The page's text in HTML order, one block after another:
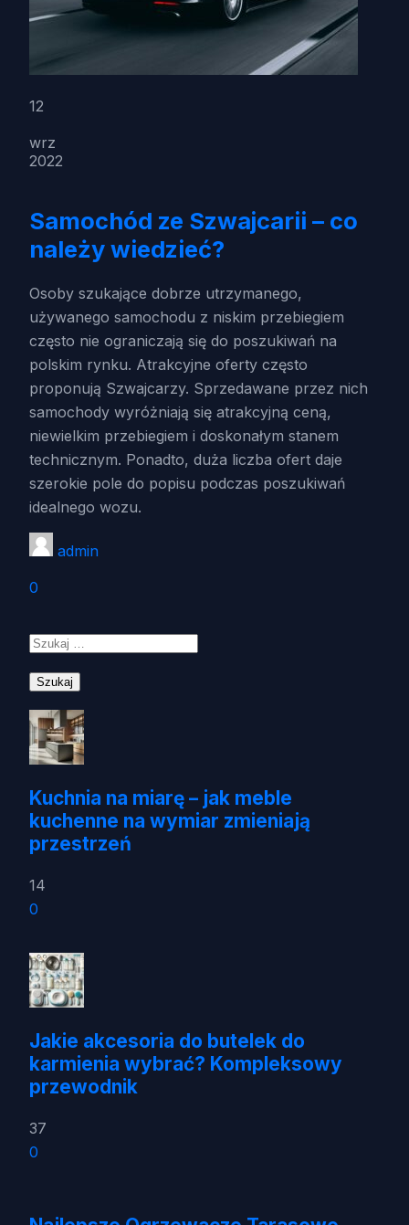
12
wrz
2022
Samochód ze Szwajcarii – co
należy wiedzieć?
Osoby szukające dobrze utrzymanego,
używanego samochodu z niskim przebiegiem
często nie ograniczają się do poszukiwań na
polskim rynku. Atrakcyjne oferty często
proponują Szwajcarzy. Sprzedawane przez nich
samochody wyróżniają się atrakcyjną ceną,
niewielkim przebiegiem i doskonałym stanem
technicznym. Ponadto, duża liczba ofert daje
szerokie pole do popisu podczas poszukiwań
idealnego wozu.
admin
0
Kuchnia na miarę – jak meble
kuchenne na wymiar zmieniają
przestrzeń
14
0
Jakie akcesoria do butelek do
karmienia wybrać? Kompleksowy
przewodnik
37
0